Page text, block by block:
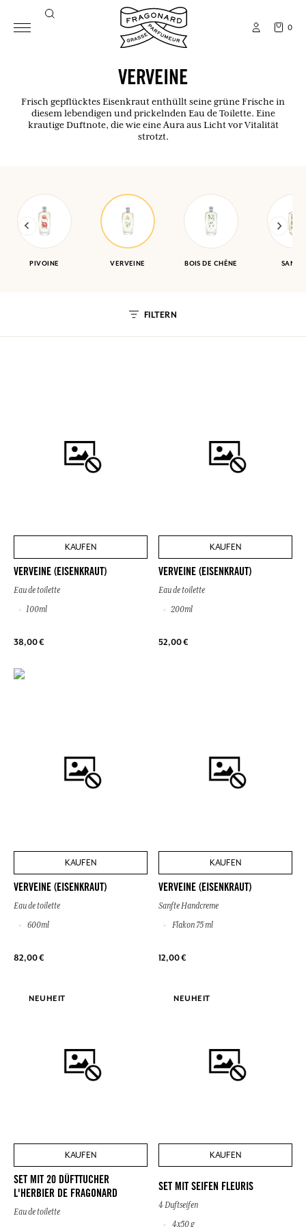
0
VERVEINE
Frisch gepflücktes Eisenkraut enthüllt seine grüne Frische in
diesem lebendigen und prickelnden Eau de Toilette. Eine
krautige Duftnote, die wie eine Aura aus Licht vor Vitalität
strotzt.
PIVOINE VERVEINE BOIS DE CHÊNE
FILTERN
KAUFEN
VERVEINE (EISENKRAUT)
Eau de toilette
100ml
38,00 €
KAUFEN
VERVEINE (EISENKRAUT)
Eau de toilette
200ml
52,00 €
KAUFEN
VERVEINE (EISENKRAUT)
Eau de toilette
600ml
82,00 €
KAUFEN
VERVEINE (EISENKRAUT)
Sanfte Handcreme
Flakon 75 ml
12,00 €
NEUHEIT
KAUFEN
SET MIT 20 DÜFTTUCHER
L'HERBIER DE FRAGONARD
Eau de toilette
NEUHEIT
KAUFEN
SET MIT SEIFEN FLEURIS
4 Duftseifen
4x50 g